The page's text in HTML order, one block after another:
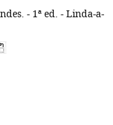
- 1ª ed. - Linda-a-